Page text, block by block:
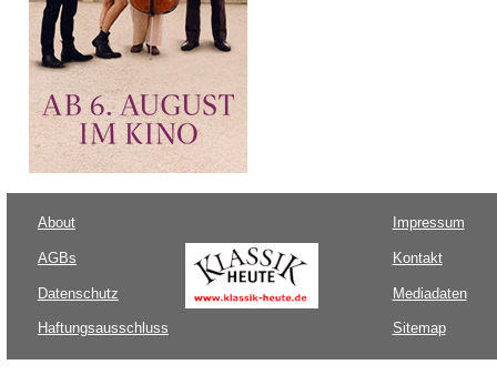
About
AGBs
Datenschutz
Haftungsausschluss
Impressum
Kontakt
Mediadaten
Sitemap